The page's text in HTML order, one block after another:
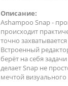
Описание:
Ashampoo Snap -
происходит
точно
Встроенный
берёт на себя
делает Snap не
мечтой